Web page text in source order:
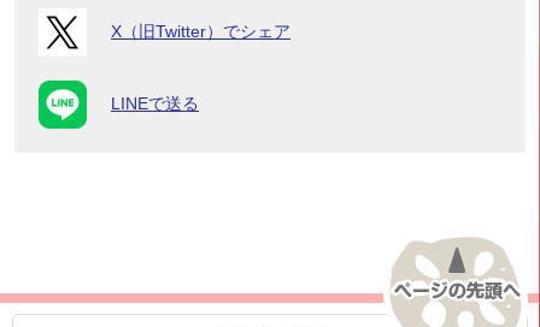
X（旧Twitter）でシェア
LINEで送る